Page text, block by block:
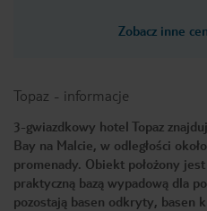
Zobacz inne
Topaz - informacje
3-gwiazdkowy hotel Topaz
Bay na Malcie, w odległości
promenady. Obiekt położony
praktyczną bazą wypadową dla
pozostają basen odkryty, basen